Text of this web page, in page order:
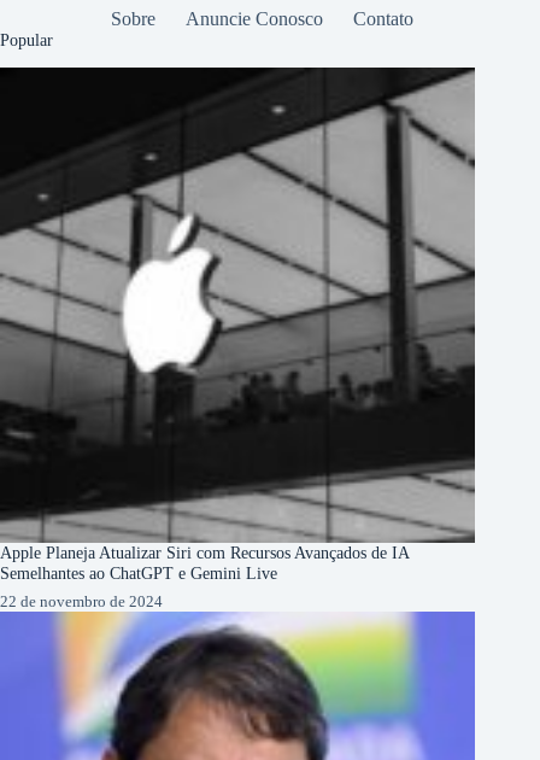
Sobre Anuncie Conosco Contato
Popular
Apple Planeja Atualizar Siri com Recursos Avançados de IA
Semelhantes ao ChatGPT e Gemini Live
22 de novembro de 2024